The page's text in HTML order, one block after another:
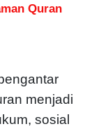
Quran
menjadi
sosial